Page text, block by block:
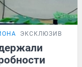
ЭКСКЛЮЗИВ